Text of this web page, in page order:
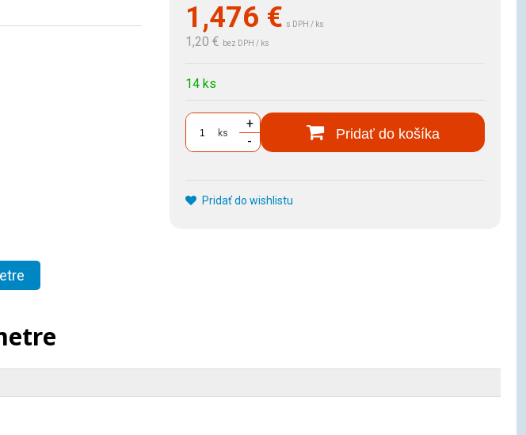
1,476 € s DPH / ks
1,20 € bez DPH / ks
14 ks
ks
+
-
Pridať do košíka
Pridať do wishlistu